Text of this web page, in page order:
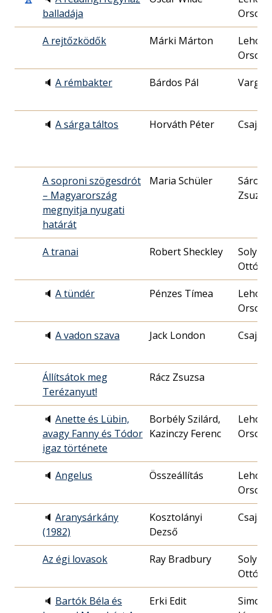
balladája
A rejtőzködők Márki Márton
🔈 A rémbakter Bárdos Pál Varga
🔈 A sárga táltos Horváth Péter
A soproni szögesdrót
– Magyarország
megnyitja nyugati
határát
Maria Schüler
A tranai Robert Sheckley
Ottó
🔈 A tündér Pénzes Tímea
🔈 A vadon szava Jack London
Állítsátok meg
Terézanyut!
Rácz Zsuzsa
🔈 Anette és Lübin,
avagy Fanny és Tódor
igaz története
Borbély Szilárd,
Kazinczy Ferenc
🔈 Angelus Összeállítás
🔈 Aranysárkány
(1982)
Kosztolányi
Dezső
Az égi lovasok Ray Bradbury
Ottó
🔈 Bartók Béla és
Erki Edit